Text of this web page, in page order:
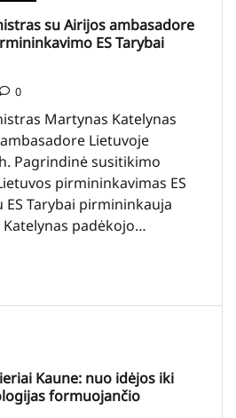
su Airijos ambasadore
ES Tarybai
0
Martynas Katelynas
Lietuvoje
Pagrindinė susitikimo
pirmininkavimas ES
ES Tarybai pirmininkauja
padėkojo…
Kaune: nuo idėjos iki
formuojančio